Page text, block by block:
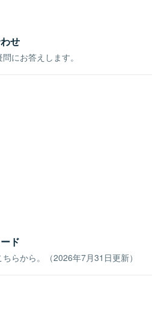
せ
にお答えします。
ド
らから。（2026年7月31日更新）